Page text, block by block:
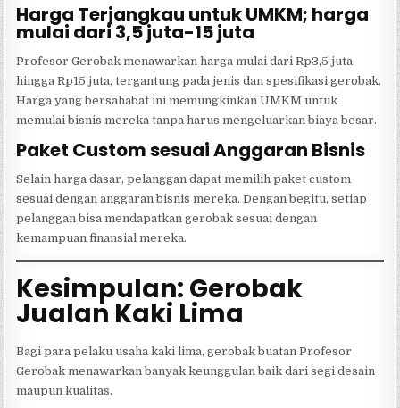
Harga Terjangkau untuk UMKM; harga
mulai dari 3,5 juta-15 juta
Profesor Gerobak menawarkan harga mulai dari Rp3,5 juta
hingga Rp15 juta, tergantung pada jenis dan spesifikasi gerobak.
Harga yang bersahabat ini memungkinkan UMKM untuk
memulai bisnis mereka tanpa harus mengeluarkan biaya besar.
Paket Custom sesuai Anggaran Bisnis
Selain harga dasar, pelanggan dapat memilih paket custom
sesuai dengan anggaran bisnis mereka. Dengan begitu, setiap
pelanggan bisa mendapatkan gerobak sesuai dengan
kemampuan finansial mereka.
Kesimpulan: Gerobak
Jualan Kaki Lima
Bagi para pelaku usaha kaki lima, gerobak buatan Profesor
Gerobak menawarkan banyak keunggulan baik dari segi desain
maupun kualitas.